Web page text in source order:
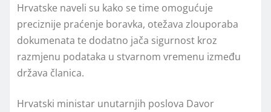
Hrvatske naveli su kako se time omogućuje
preciznije praćenje boravka, otežava zlouporaba
dokumenata te dodatno jača sigurnost kroz
razmjenu podataka u stvarnom vremenu između
država članica.
Hrvatski ministar unutarnjih poslova Davor